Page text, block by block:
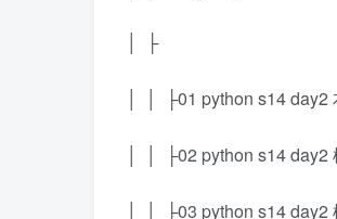
│ ├
│ │ ├01 python s14 day2
│ │ ├02 python s14 day2
│ │ ├03 python s14 day2